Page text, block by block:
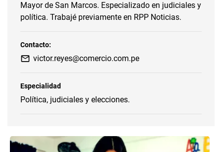
Mayor de San Marcos. Especializado en judiciales y
política. Trabajé previamente en RPP Noticias.
Contacto:
victor.reyes@comercio.com.pe
Especialidad
Política, judiciales y elecciones.